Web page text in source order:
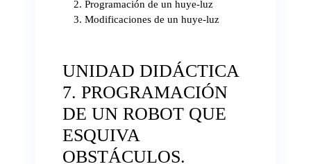
Programación de un huye-luz
Modificaciones de un huye-luz
UNIDAD DIDÁCTICA
7. PROGRAMACIÓN
DE UN ROBOT QUE
ESQUIVA
OBSTÁCULOS.